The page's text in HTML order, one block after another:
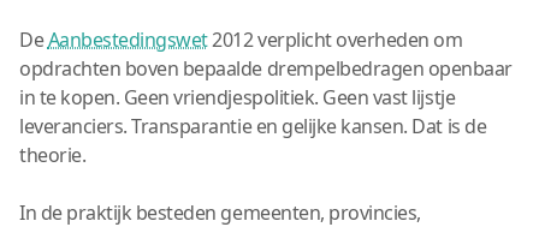
DeAanbestedingswet2012 verplicht overheden om
opdrachten boven bepaalde drempelbedragen openbaar
in te kopen. Geen vriendjespolitiek. Geen vast lijstje
leveranciers. Transparantie en gelijke kansen. Dat is de
theorie.
In de praktijk besteden gemeenten, provincies,